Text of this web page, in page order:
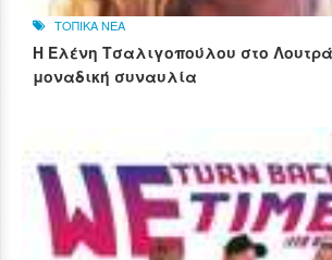
ΤΟΠΙΚΑ ΝΕΑ
Η Ελένη Τσαλιγοπούλου στο
μοναδική συναυλία